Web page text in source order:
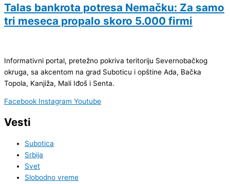
Talas bankrota potresa Nemačku: Za samo
tri meseca propalo skoro 5.000 firmi
Informativni portal, pretežno pokriva teritoriju Severnobačkog
okruga, sa akcentom na grad Suboticu i opštine Ada, Bačka
Topola, Kanjiža, Mali Iđoš i Senta.
Facebook Instagram Youtube
Vesti
Subotica
Srbija
Svet
Slobodno vreme